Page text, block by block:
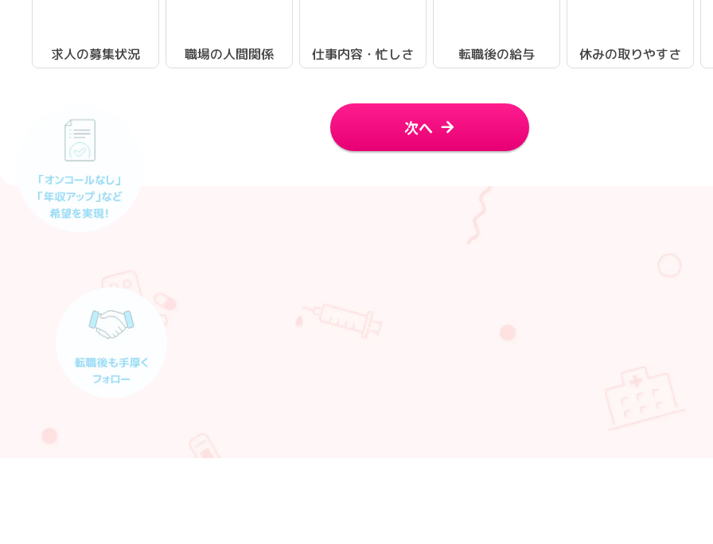
求人の募集状況 職場の人間関係 仕事内容・忙しさ 転職後の給与 休みの取りやすさ
次へ